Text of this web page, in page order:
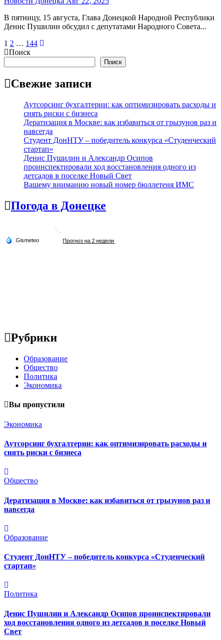
В пятницу, 15 августа, Глава Донецкой Народной Республики
Денис Пушилин обсудил с депутатами Народного Совета...
Пагинация
записей
1 2 … 144
Поиск
Поиск
Свежие записи
Аутсорсинг бухгалтерии: как оптимизировать расходы и
снять риски с бизнеса
Дератизация в Москве: как избавиться от грызунов раз и
навсегда
Студент ДонНТУ – победитель конкурса «Студенческий
стартап»
Денис Пушилин и Александр Осипов
проинспектировали ход восстановления одного из
детсадов в поселке Новый Свет
Вашему вниманию новый номер бюллетеня ИМС
Погода в Донецке
Рубрики
Образование
Общество
Политика
Экономика
Вы пропустили
Экономика
Аутсорсинг бухгалтерии: как оптимизировать расходы и
снять риски с бизнеса
Общество
Дератизация в Москве: как избавиться от грызунов раз и
навсегда
Образование
Студент ДонНТУ – победитель конкурса «Студенческий
стартап»
Политика
Денис Пушилин и Александр Осипов проинспектировали
ход восстановления одного из детсадов в поселке Новый
Свет